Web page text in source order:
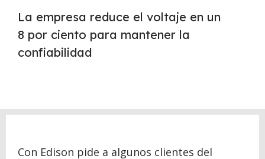
La empresa reduce el voltaje en un
8 por ciento para mantener la
confiabilidad
Con Edison pide a algunos clientes del